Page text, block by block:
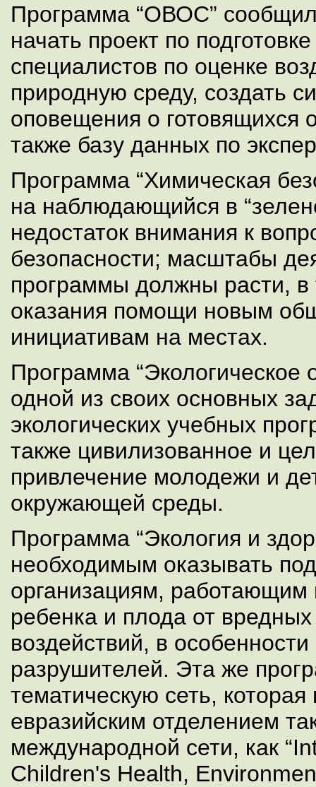
Программа “ОВОС”
начать проект по
специалистов по оценке
природную среду, создать
оповещения о готовящихся
также базу данных по
Программа “Химическая
на наблюдающийся в
недостаток внимания к
безопасности; масштабы
программы должны расти, в
оказания помощи новым
инициативам на местах.
Программа “Экологическое
одной из своих основных
экологических учебных
также цивилизованное и
привлечение молодежи и
окружающей среды.
Программа “Экология и
необходимым оказывать
организациям,
ребенка и плода от вредных
воздействий, в
разрушителей. Эта же
тематическую сеть, которая
евразийским отделением
международной сети, как
Children's Health,